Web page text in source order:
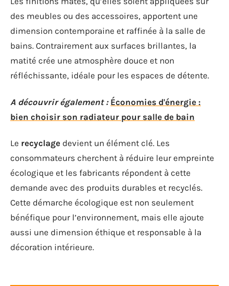
des meubles ou des accessoires, apportent une
dimension contemporaine et raffinée à la salle de
bains. Contrairement aux surfaces brillantes, la
matité crée une atmosphère douce et non
réfléchissante, idéale pour les espaces de détente.
A découvrir également : Économies d'énergie :
bien choisir son radiateur pour salle de bain
Le recyclage devient un élément clé. Les
consommateurs cherchent à réduire leur empreinte
écologique et les fabricants répondent à cette
demande avec des produits durables et recyclés.
Cette démarche écologique est non seulement
bénéfique pour l’environnement, mais elle ajoute
aussi une dimension éthique et responsable à la
décoration intérieure.